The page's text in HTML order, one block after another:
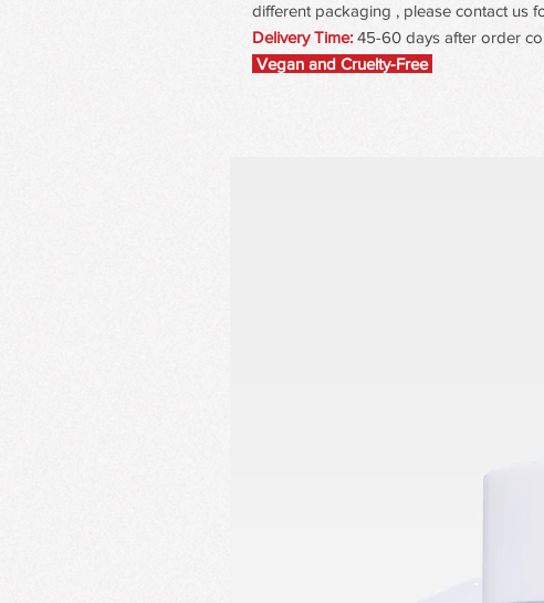
different packaging , please contact us
Delivery Time: 45-60 days after order
Vegan and Cruelty-Free